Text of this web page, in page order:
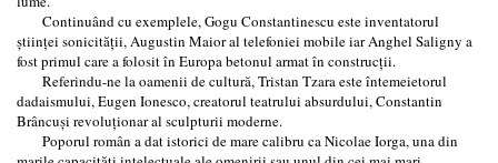
Continuând cu exemplele, Gogu Constantinescu este inventatorul
ştiinţei sonicităţii, Augustin Maior al telefoniei mobile iar Anghel Saligny a
fost primul care a folosit în Europa betonul armat în construcţii.
Referindu-ne la oamenii de cultură, Tristan Tzara este întemeietorul
dadaismului, Eugen Ionesco, creatorul teatrului absurdului, Constantin
Brâncuşi revoluţionar al sculpturii moderne.
Poporul român a dat istorici de mare calibru ca Nicolae Iorga, una din